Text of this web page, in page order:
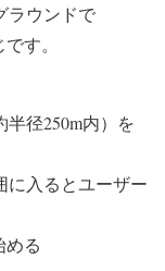
ラウンドで
す。
径250m内）を
入るとユーザー
める